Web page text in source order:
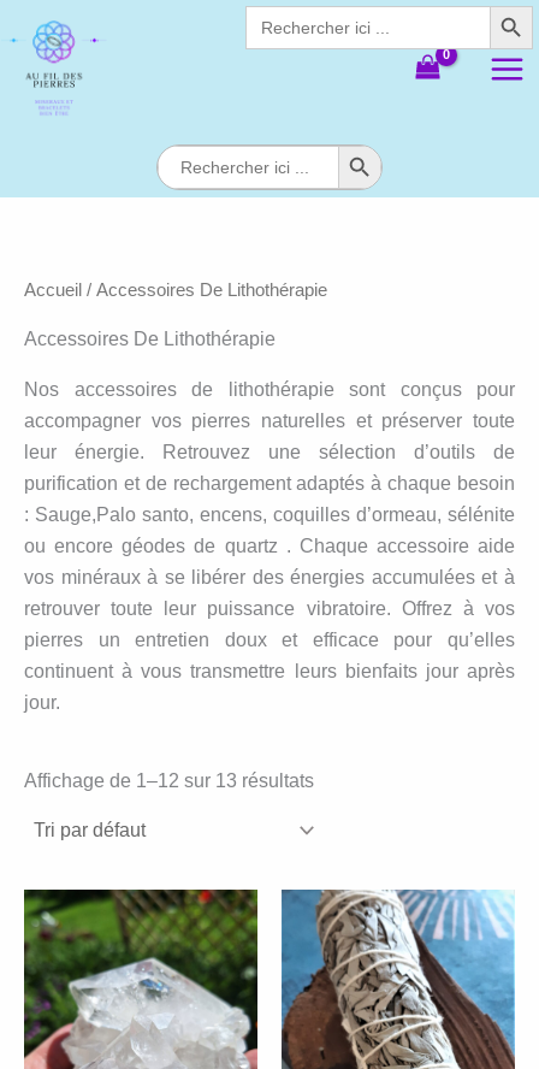
Search
for:
Search
au
contenu
Search
for:
Search Button
Accueil / Accessoires De Lithothérapie
Accessoires De Lithothérapie
Nos accessoires de lithothérapie sont conçus pour
accompagner vos pierres naturelles et préserver toute
leur énergie. Retrouvez une sélection d’outils de
purification et de rechargement adaptés à chaque besoin
: Sauge,Palo santo, encens, coquilles d’ormeau, sélénite
ou encore géodes de quartz . Chaque accessoire aide
vos minéraux à se libérer des énergies accumulées et à
retrouver toute leur puissance vibratoire. Offrez à vos
pierres un entretien doux et efficace pour qu’elles
continuent à vous transmettre leurs bienfaits jour après
jour.
Affichage de 1–12 sur 13 résultats